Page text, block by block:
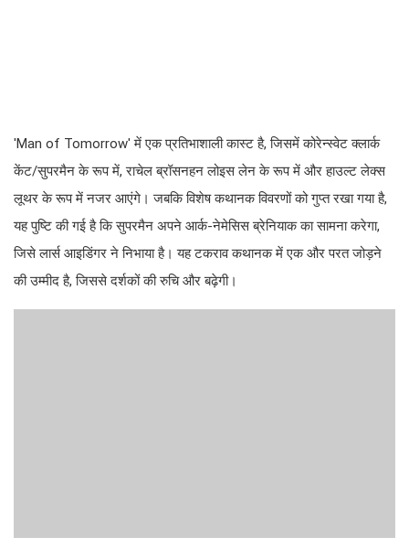
'Man of Tomorrow' में एक प्रतिभाशाली कास्ट है, जिसमें कोरेन्स्वेट क्लार्क
केंट/सुपरमैन के रूप में, राचेल ब्रॉसनहन लोइस लेन के रूप में और हाउल्ट लेक्स
लूथर के रूप में नजर आएंगे। जबकि विशेष कथानक विवरणों को गुप्त रखा गया है,
यह पुष्टि की गई है कि सुपरमैन अपने आर्क-नेमेसिस ब्रेनियाक का सामना करेगा,
जिसे लार्स आइडिंगर ने निभाया है। यह टकराव कथानक में एक और परत जोड़ने
की उम्मीद है, जिससे दर्शकों की रुचि और बढ़ेगी।